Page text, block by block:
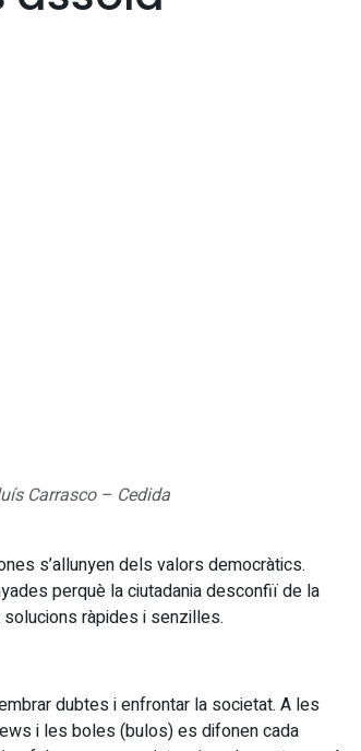
Carrasco – Cedida
s’allunyen dels valors democràtics.
perquè la ciutadania desconfiï de la
ràpides i senzilles.
dubtes i enfrontar la societat. A les
i les boles (bulos) es difonen cada